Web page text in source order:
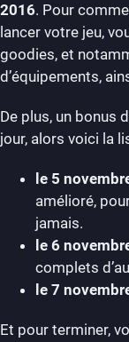
2016. Pour
lancer votre jeu,
goodies, et
d’équipements,
De plus, un bonus
jour, alors voici la
le 5
amélioré,
jamais.
le 6
complets
le 7
Et pour terminer,